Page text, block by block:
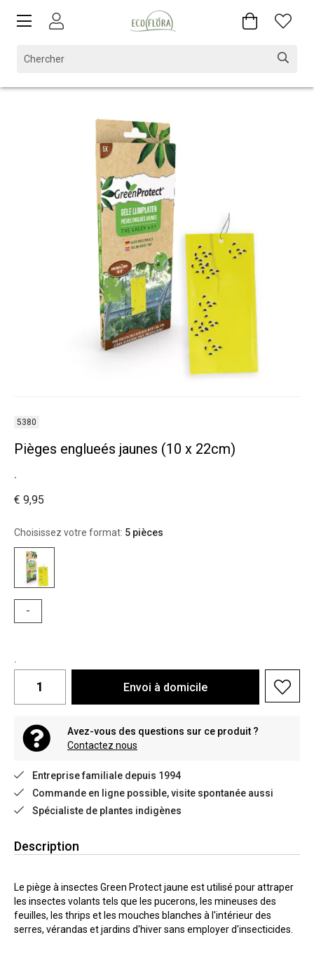
5380
Pièges englueés jaunes (10 x 22cm)
.
€ 9,95
Choisissez votre format: 5 pièces
-
.
Envoi à domicile
Avez-vous des questions sur ce produit ?
Contactez nous
Entreprise familiale depuis 1994
Commande en ligne possible, visite spontanée aussi
Spécialiste de plantes indigènes
Description
Le piège à insectes Green Protect jaune est utilisé pour attraper
les insectes volants tels que les pucerons, les mineuses des
feuilles, les thrips et les mouches blanches à l'intérieur des
serres, vérandas et jardins d'hiver sans employer d'insecticides.